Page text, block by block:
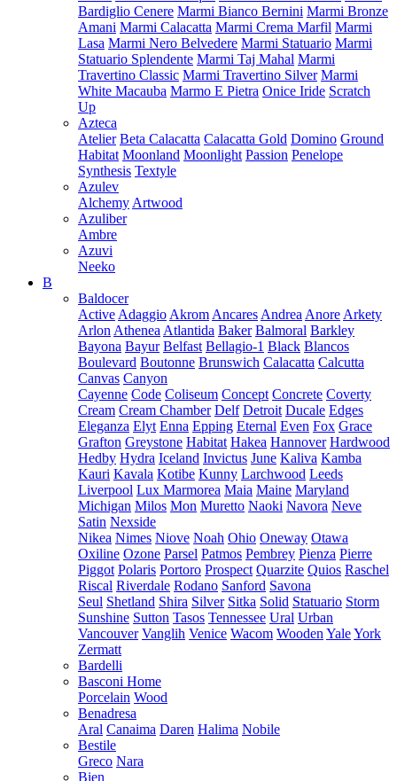
Bardiglio Cenere Marmi Bianco Bernini Marmi Bronze
Amani Marmi Calacatta Marmi Crema Marfil Marmi
Lasa Marmi Nero Belvedere Marmi Statuario Marmi
Statuario Splendente Marmi Taj Mahal Marmi
Travertino Classic Marmi Travertino Silver Marmi
White Macauba Marmo E Pietra Onice Iride Scratch
Up
Azteca
Atelier Beta Calacatta Calacatta Gold Domino Ground
Habitat Moonland Moonlight Passion Penelope
Synthesis Textyle
Azulev
Alchemy Artwood
Azuliber
Ambre
Azuvi
Neeko
B
Baldocer
Active Adaggio Akrom Ancares Andrea Anore Arkety
Arlon Athenea Atlantida Baker Balmoral Barkley
Bayona Bayur Belfast Bellagio-1 Black Blancos
Boulevard Boutonne Brunswich Calacatta Calcutta
Canvas Canyon
Cayenne Code Coliseum Concept Concrete Coverty
Cream Cream Chamber Delf Detroit Ducale Edges
Eleganza Elyt Enna Epping Eternal Even Fox Grace
Grafton Greystone Habitat Hakea Hannover Hardwood
Hedby Hydra Iceland Invictus June Kaliva Kamba
Kauri Kavala Kotibe Kunny Larchwood Leeds
Liverpool Lux Marmorea Maia Maine Maryland
Michigan Milos Mon Muretto Naoki Navora Neve
Satin Nexside
Nikea Nimes Niove Noah Ohio Oneway Otawa
Oxiline Ozone Parsel Patmos Pembrey Pienza Pierre
Piggot Polaris Portoro Prospect Quarzite Quios Raschel
Riscal Riverdale Rodano Sanford Savona
Seul Shetland Shira Silver Sitka Solid Statuario Storm
Sunshine Sutton Tasos Tennessee Ural Urban
Vancouver Vanglih Venice Wacom Wooden YaleYork
Zermatt
Bardelli
Basconi Home
Porcelain Wood
Benadresa
Aral Canaima Daren Halima Nobile
Bestile
Greco Nara
Bien